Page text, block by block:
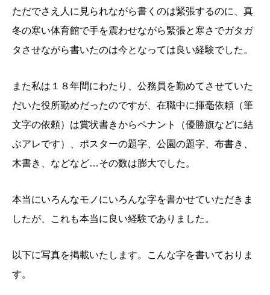
ただでさえ人に見られながら書くのは緊張するのに、真
冬の寒い体育館で手を震わせながら緊張と寒さでガタガ
タさせながら書いたのは今となっては良い経験でした。
また私は１８年間にわたり、公務員を勤めてさせていた
だいた役所勤めだったのですが、在職中に揮毫依頼（筆
文字の依頼）は賞状書きからペナント（優勝旗などに結
ぶアレです）、ポスターの題字、公園の題字、布書き、
木書き、などなど…その数は膨大でした。
本当にいろんなモノにいろんな字を書かせていただきま
したが、これも本当に良い経験でありました。
以下に写真を掲載いたします。こんな字を書いておりま
す。